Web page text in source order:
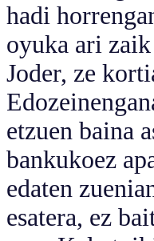
hadi
oyuka ari
Joder, ze
etzuen baina
bankukoez
edaten
esatera, ez